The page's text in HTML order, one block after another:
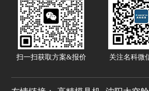
扫一扫获取方案&报价 关注名科微